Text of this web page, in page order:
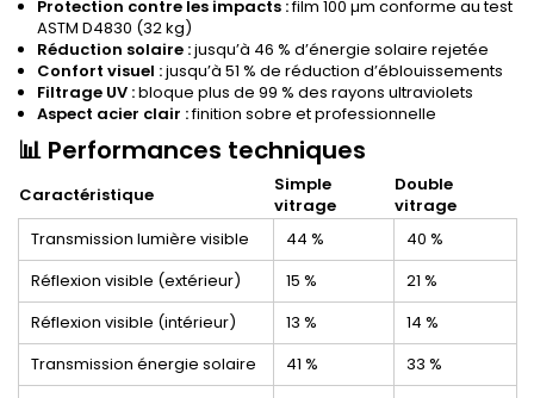
Protection contre les impacts :film 100 µm conforme au test
ASTM D4830 (32 kg)
Réduction solaire :jusqu’à 46 % d’énergie solaire rejetée
Confort visuel :jusqu’à 51 % de réduction d’éblouissements
Filtrage UV :bloque plus de 99 % des rayons ultraviolets
Aspect acier clair :finition sobre et professionnelle
📊 Performances techniques
Caractéristique
Simple
vitrage
Double
vitrage
Transmission lumière visible
44 %
40 %
Réflexion visible (extérieur)
15 %
21 %
Réflexion visible (intérieur)
13 %
14 %
Transmission énergie solaire
41 %
33 %